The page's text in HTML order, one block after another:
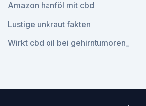
Amazon hanföl mit cbd
Lustige unkraut fakten
Wirkt cbd oil bei gehirntumoren_